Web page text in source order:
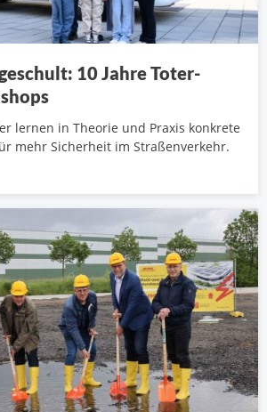
10 Jahre Toter-
lernen in Theorie und Praxis konkrete
mehr Sicherheit im Straßenverkehr.